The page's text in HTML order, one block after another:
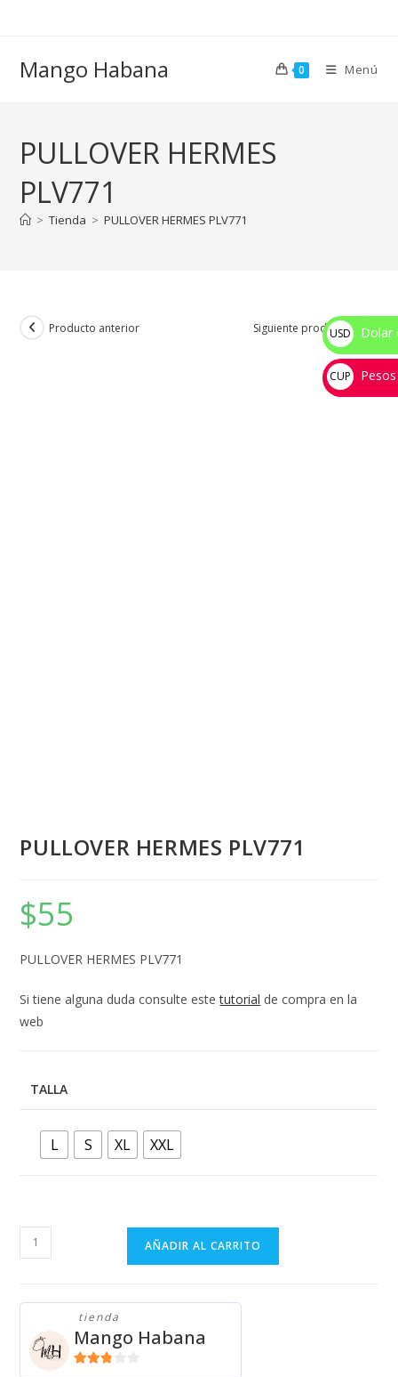
Mango Habana 0 Menú
PULLOVER HERMES
PLV771
> Tienda > PULLOVER HERMES PLV771
Producto anterior Siguiente producto
PULLOVER HERMES PLV771
$55
PULLOVER HERMES PLV771
Si tiene alguna duda consulte estetutorial de compra en la
web
TALLA
L S XL XXL
PULLOVER
HERMES
cantidad
AÑADIR AL CARRITO
tienda
Mango Habana
USD
$
Dolar
CUP
💰
Pesos